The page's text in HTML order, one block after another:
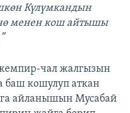
Күлүмкандын
менен кош айтышы
кемпир-чал жалгызын
баш кошулуп аткан
айланышын Мусабай